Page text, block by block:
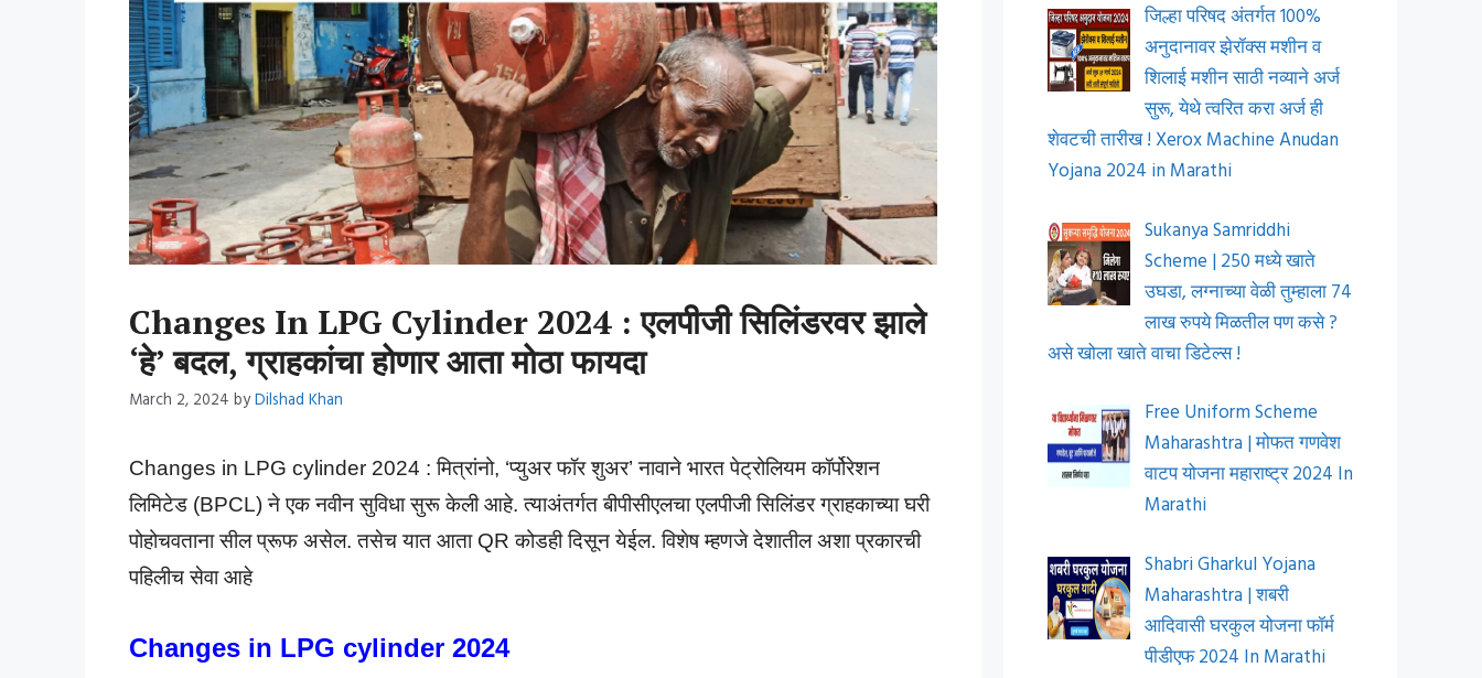
Changes In LPG Cylinder 2024 : एलपीजी सिलिंडरवर झाले
‘हे’ बदल, ग्राहकांचा होणार आता मोठा फायदा
March 2, 2024byDilshad Khan
Changes in LPG cylinder 2024 : मित्रांनो, ‘प्युअर फॉर शुअर’ नावाने भारत पेट्रोलियम कॉर्पोरेशन
लिमिटेड (BPCL) ने एक नवीन सुविधा सुरू केली आहे. त्याअंतर्गत बीपीसीएलचा एलपीजी सिलिंडर ग्राहकाच्या घरी
पोहोचवताना सील प्रूफ असेल. तसेच यात आता QR कोडही दिसून येईल. विशेष म्हणजे देशातील अशा प्रकारची
पहिलीच सेवा आहे
Changes in LPG cylinder 2024
जिल्हा परिषद अंतर्गत 100%
अनुदानावर झेरॉक्स मशीन व
शिलाई मशीन साठी नव्याने अर्ज
सुरू, येथे त्वरित करा अर्ज ही
शेवटची तारीख ! Xerox Machine Anudan
Yojana 2024 in Marathi
Sukanya Samriddhi
Scheme | 250 मध्ये खाते
उघडा, लग्नाच्या वेळी तुम्हाला 74
लाख रुपये मिळतील पण कसे ?
असे खोला खाते वाचा डिटेल्स !
Free Uniform Scheme
Maharashtra | मोफत गणवेश
वाटप योजना महाराष्ट्र 2024 In
Marathi
Shabri Gharkul Yojana
Maharashtra | शबरी
आदिवासी घरकुल योजना फॉर्म
पीडीएफ 2024 In Marathi